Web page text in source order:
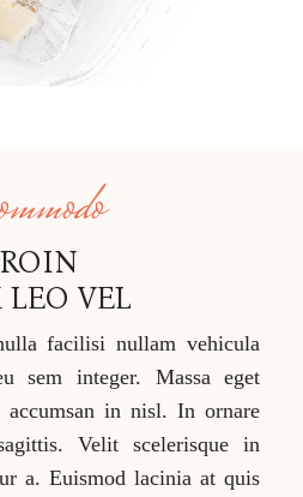
VEL
facilisi nullam vehicula
sem integer. Massa eget
accumsan in nisl. In ornare
Velit scelerisque in
a. Euismod lacinia at quis